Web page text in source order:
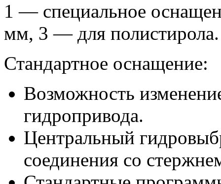
1 — специальное
мм, 3 — для полистирола.
Стандартное оснащение:
Возможность
гидропривода.
Центральный
соединения со